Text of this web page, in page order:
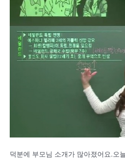
덕분에 부모님 소개가 많아졌어요.오